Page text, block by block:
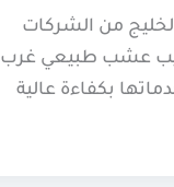
من الشركات
عشب طبيعي غرب
بكفاءة عالية